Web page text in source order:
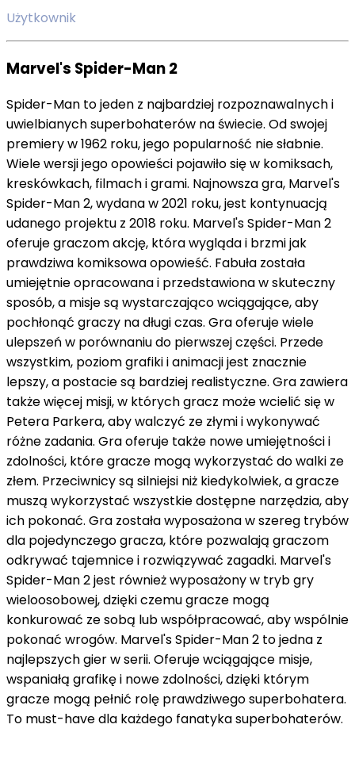
Użytkownik
Marvel's Spider-Man2
Spider-Man tojeden z najbardziej rozpoznawalnychi
uwielbianychsuperbohaterów naświecie. Odswojej
premieryw1962 roku,jego popularność niesłabnie.
Wielewersjijegoopowieści pojawiłosięw komiksach,
kreskówkach, filmachigrami. Najnowszagra, Marvel's
Spider-Man2,wydanaw2021 roku,jest kontynuacją
udanego projektu z 2018 roku. Marvel'sSpider-Man2
oferujegraczomakcję, którawyglądai brzmijak
prawdziwa komiksowaopowieść. Fabuła została
umiejętnieopracowanai przedstawionawskuteczny
sposób,a misjesą wystarczającowciągające,aby
pochłonąć graczy nadługiczas. Graoferujewiele
ulepszeńw porównaniudo pierwszejczęści. Przede
wszystkim, poziomgrafikiianimacjijest znacznie
lepszy,a postaciesą bardziej realistyczne. Gra zawiera
takżewięcej misji,w którychgracz możewcielić sięw
Petera Parkera,abywalczyć ze złymiiwykonywać
różne zadania. Graoferuje także noweumiejętnościi
zdolności, któregracze mogą wykorzystać dowalki ze
złem. Przeciwnicysą silniejsi niż kiedykolwiek,agracze
muszą wykorzystać wszystkiedostępne narzędzia,aby
ich pokonać. Gra zostaławyposażonawszereg trybów
dla pojedynczegogracza, które pozwalają graczom
odkrywać tajemnicei rozwiązywać zagadki. Marvel's
Spider-Man2jest równieżwyposażonyw trybgry
wieloosobowej,dziękiczemugracze mogą
konkurować zesobą lubwspółpracować,abywspólnie
pokonać wrogów. Marvel'sSpider-Man2 tojedna z
najlepszychgierwserii. Oferujewciągające misje,
wspaniałą grafikęi nowe zdolności,dzięki którym
gracze mogą pełnić rolę prawdziwegosuperbohatera.
To must-havedla każdego fanatykasuperbohaterów.